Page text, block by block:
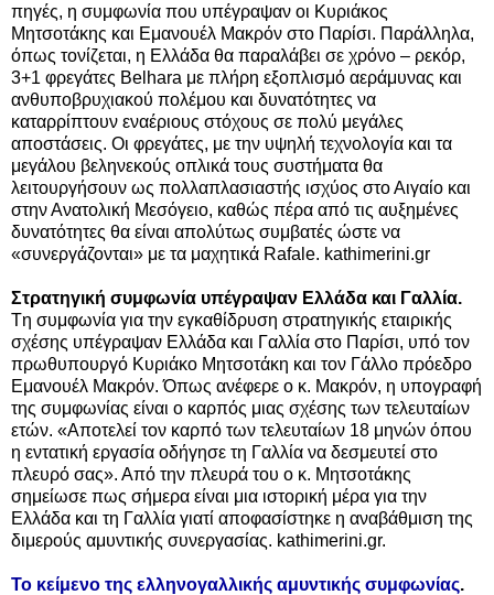
πηγές, η συμφωνία που υπέγραψαν οι Κυριάκος
Μητσοτάκης και Εμανουέλ Μακρόν στο Παρίσι. Παράλληλα,
όπως τονίζεται, η Ελλάδα θα παραλάβει σε χρόνο – ρεκόρ,
3+1 φρεγάτες Belhara με πλήρη εξοπλισμό αεράμυνας και
ανθυποβρυχιακού πολέμου και δυνατότητες να
καταρρίπτουν εναέριους στόχους σε πολύ μεγάλες
αποστάσεις. Οι φρεγάτες, με την υψηλή τεχνολογία και τα
μεγάλου βεληνεκούς οπλικά τους συστήματα θα
λειτουργήσουν ως πολλαπλασιαστής ισχύος στο Αιγαίο και
στην Ανατολική Μεσόγειο, καθώς πέρα από τις αυξημένες
δυνατότητες θα είναι απολύτως συμβατές ώστε να
«συνεργάζονται» με τα μαχητικά Rafale. kathimerini.gr
Στρατηγική συμφωνία υπέγραψαν Ελλάδα και Γαλλία.
Tη συμφωνία για την εγκαθίδρυση στρατηγικής εταιρικής
σχέσης υπέγραψαν Ελλάδα και Γαλλία στο Παρίσι, υπό τον
πρωθυπουργό Κυριάκο Μητσοτάκη και τον Γάλλο πρόεδρο
Εμανουέλ Μακρόν. Όπως ανέφερε ο κ. Μακρόν, η υπογραφή
της συμφωνίας είναι ο καρπός μιας σχέσης των τελευταίων
ετών. «Αποτελεί τον καρπό των τελευταίων 18 μηνών όπου
η εντατική εργασία οδήγησε τη Γαλλία να δεσμευτεί στο
πλευρό σας». Από την πλευρά του ο κ. Μητσοτάκης
σημείωσε πως σήμερα είναι μια ιστορική μέρα για την
Ελλάδα και τη Γαλλία γιατί αποφασίστηκε η αναβάθμιση της
διμερούς αμυντικής συνεργασίας. kathimerini.gr.
Το κείμενο της ελληνογαλλικής αμυντικής συμφωνίας.